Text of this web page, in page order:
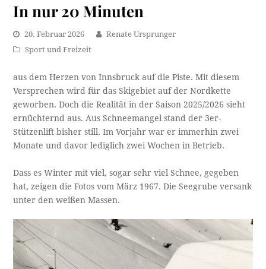
In nur 20 Minuten
20. Februar 2026
Renate Ursprunger
Sport und Freizeit
aus dem Herzen von Innsbruck auf die Piste. Mit diesem
Versprechen wird für das Skigebiet auf der Nordkette
geworben. Doch die Realität in der Saison 2025/2026 sieht
ernüchternd aus. Aus Schneemangel stand der 3er-
Stützenlift bisher still. Im Vorjahr war er immerhin zwei
Monate und davor lediglich zwei Wochen in Betrieb.
Dass es Winter mit viel, sogar sehr viel Schnee, gegeben
hat, zeigen die Fotos vom März 1967. Die Seegrube versank
unter den weißen Massen.